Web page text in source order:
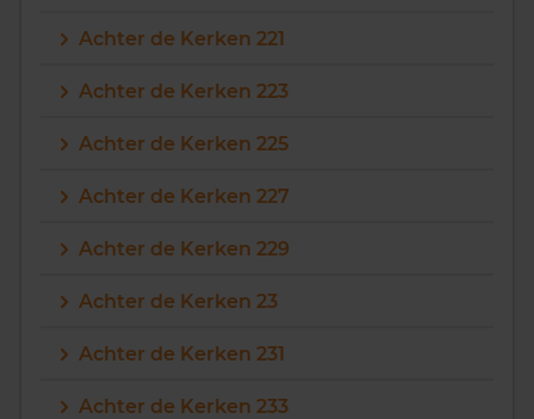
Achter de Kerken 221
Achter de Kerken 223
Achter de Kerken 225
Achter de Kerken 227
Achter de Kerken 229
Achter de Kerken 23
Achter de Kerken 231
Achter de Kerken 233